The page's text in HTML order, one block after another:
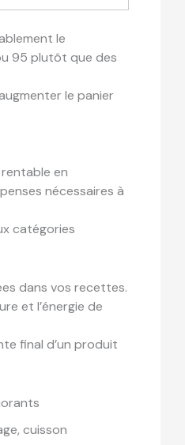
le
95 plutôt que des
le panier
en
nécessaires à
catégories
dans vos recettes.
et l’énergie de
final d’un produit
cuisson